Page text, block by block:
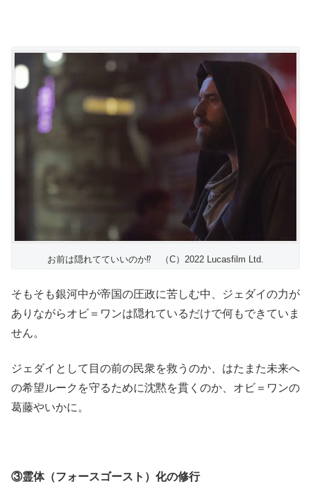
お前は隠れてていいのか⁉ （C）2022 Lucasfilm Ltd.
そもそも銀河中が帝国の圧政に苦しむ中、ジェダイの力が
ありながらオビ＝ワンは隠れているだけで何もできていま
せん。
ジェダイとして目の前の民衆を救うのか、はたまた未来へ
の希望ルークを守るために沈黙を貫くのか、オビ＝ワンの
葛藤やいかに。
③霊体（フォースゴースト）化の修行